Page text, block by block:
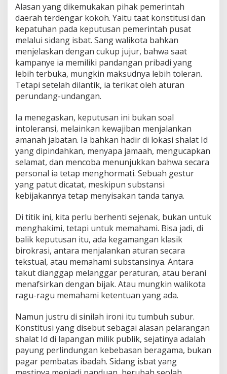
Alasan yang dikemukakan pihak pemerintah
daerah terdengar kokoh. Yaitu taat konstitusi dan
kepatuhan pada keputusan pemerintah pusat
melalui sidang isbat. Sang walikota bahkan
menjelaskan dengan cukup jujur, bahwa saat
kampanye ia memiliki pandangan pribadi yang
lebih terbuka, mungkin maksudnya lebih toleran.
Tetapi setelah dilantik, ia terikat oleh aturan
perundang-undangan.
Ia menegaskan, keputusan ini bukan soal
intoleransi, melainkan kewajiban menjalankan
amanah jabatan. Ia bahkan hadir di lokasi shalat Id
yang dipindahkan, menyapa jamaah, mengucapkan
selamat, dan mencoba menunjukkan bahwa secara
personal ia tetap menghormati. Sebuah gestur
yang patut dicatat, meskipun substansi
kebijakannya tetap menyisakan tanda tanya.
Di titik ini, kita perlu berhenti sejenak, bukan untuk
menghakimi, tetapi untuk memahami. Bisa jadi, di
balik keputusan itu, ada kegamangan klasik
birokrasi, antara menjalankan aturan secara
tekstual, atau memahami substansinya. Antara
takut dianggap melanggar peraturan, atau berani
menafsirkan dengan bijak. Atau mungkin walikota
ragu-ragu memahami ketentuan yang ada.
Namun justru di sinilah ironi itu tumbuh subur.
Konstitusi yang disebut sebagai alasan pelarangan
shalat Id di lapangan milik publik, sejatinya adalah
payung perlindungan kebebasan beragama, bukan
pagar pembatas ibadah. Sidang isbat yang